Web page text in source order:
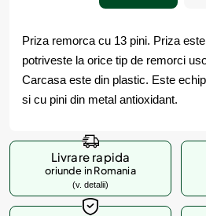
Priza remorca cu 13 pini. Priza
potriveste la orice tip de remorci
Carcasa este din plastic. Este
si cu pini din metal antioxidant.
Livrare rapida
oriunde in Romania
(v. detalii)